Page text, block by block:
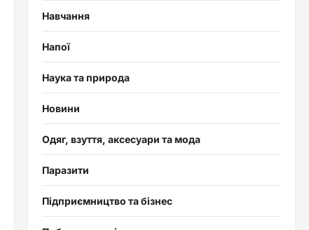
Навчання
Напої
Наука та природа
Новини
Одяг, взуття, аксесуари та мода
Паразити
Підприємництво та бізнес